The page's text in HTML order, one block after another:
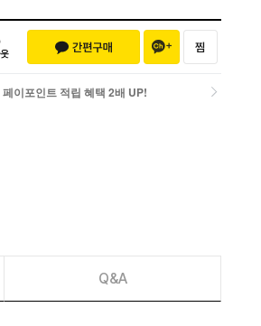
페이포인트 적립 혜택 2배 UP!
Q&A